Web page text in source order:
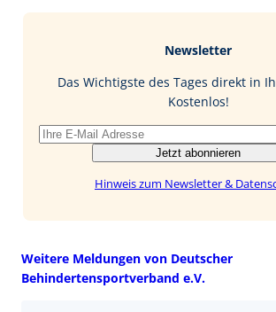
I
Newsletter
Das Wichtigste des Tages direkt in
Kostenlos!
Jetzt abonnieren
Hinweis zum Newsletter &
Weitere Meldungen von Deutscher
Behindertensportverband e.V.